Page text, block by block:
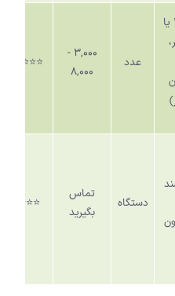
یا
عدد
۳,۰۰۰ -
۸,۰۰۰
⭐️⭐️⭐️⭐️
دستگاه
تماس
بگیرید
⭐️⭐️⭐️